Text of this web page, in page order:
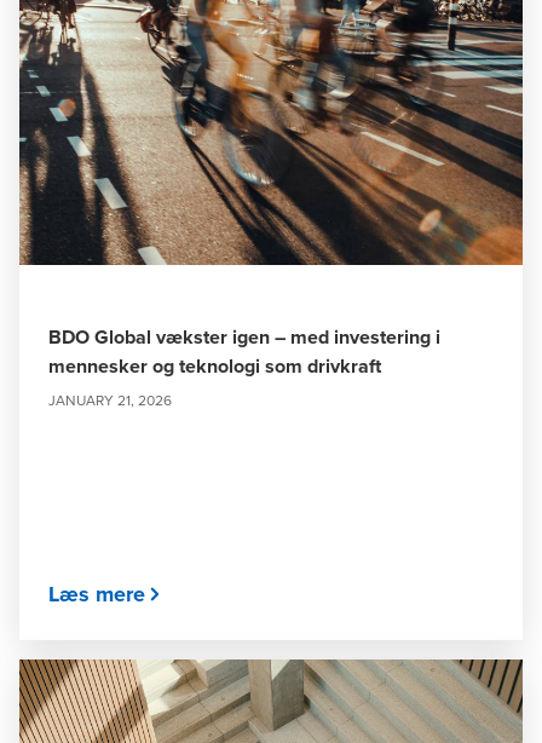
BDO Global vækster igen – med investering i
mennesker og teknologi som drivkraft
JANUARY 21, 2026
Læs mere